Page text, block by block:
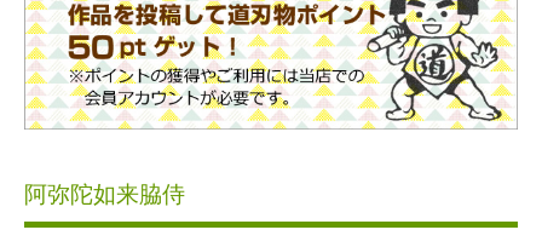
阿弥陀如来脇侍